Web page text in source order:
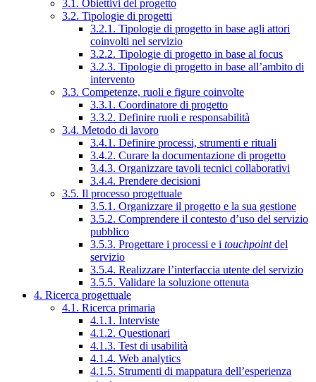
3.1. Obiettivi del progetto
3.2. Tipologie di progetti
3.2.1. Tipologie di progetto in base agli attori
coinvolti nel servizio
3.2.2. Tipologie di progetto in base al focus
3.2.3. Tipologie di progetto in base all’ambito di
intervento
3.3. Competenze, ruoli e figure coinvolte
3.3.1. Coordinatore di progetto
3.3.2. Definire ruoli e responsabilità
3.4. Metodo di lavoro
3.4.1. Definire processi, strumenti e rituali
3.4.2. Curare la documentazione di progetto
3.4.3. Organizzare tavoli tecnici collaborativi
3.4.4. Prendere decisioni
3.5. Il processo progettuale
3.5.1. Organizzare il progetto e la sua gestione
3.5.2. Comprendere il contesto d’uso del servizio
pubblico
3.5.3. Progettare i processi e i touchpointdel
servizio
3.5.4. Realizzare l’interfaccia utente del servizio
3.5.5. Validare la soluzione ottenuta
4. Ricerca progettuale
4.1. Ricerca primaria
4.1.1. Interviste
4.1.2. Questionari
4.1.3. Test di usabilità
4.1.4. Web analytics
4.1.5. Strumenti di mappatura dell’esperienza